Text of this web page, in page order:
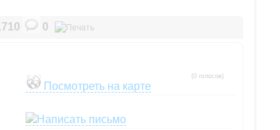
0
(0 голосов)
Посмотреть на карте
Написать письмо